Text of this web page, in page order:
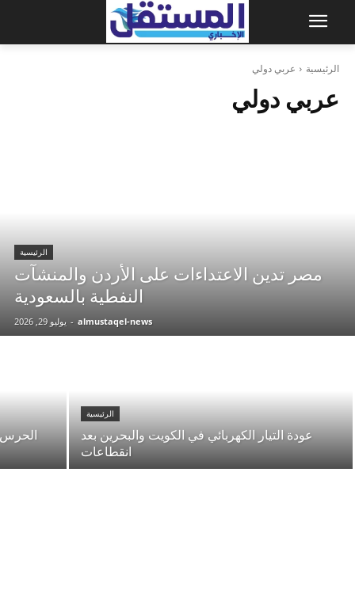
الرئيسية عربي دولي
عربي دولي
الرئيسية
مصر تدين الاعتداءات على الأردن والمنشآت
النفطية بالسعودية
almustaqel-news
- يوليو 29, 2026
الرئيسية
عودة التيار الكهربائي في الكويت والبحرين بعد
انقطاعات
الحرس